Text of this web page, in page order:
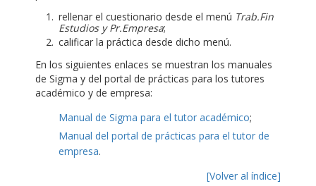
rellenar el cuestionario desde el menú Trab.Fin
Estudios y Pr.Empresa;
calificar la práctica desde dicho menú.
En los siguientes enlaces se muestran los manuales
de Sigma y del portal de prácticas para los tutores
académico y de empresa:
Manual de Sigma para el tutor académico;
Manual del portal de prácticas para el tutor de
empresa.
[Volver al índice]